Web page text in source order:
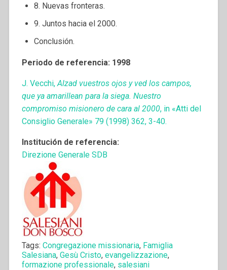
8. Nuevas fronteras.
9. Juntos hacia el 2000.
Conclusión.
Periodo de referencia: 1998
J. Vecchi,Alzad vuestros ojos y ved los campos,
que ya amarillean para la siega. Nuestro
compromiso misionero de cara al 2000, in «Atti del
Consiglio Generale» 79 (1998) 362, 3-40.
Institución de referencia:
Direzione Generale SDB
Tags: Congregazione missionaria, Famiglia
Salesiana, Gesù Cristo, evangelizzazione,
formazione professionale, salesiani